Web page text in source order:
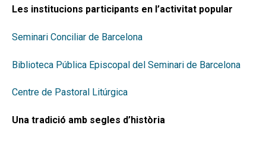
Les institucions participants en l’activitat popular
Seminari Conciliar de Barcelona
Biblioteca Pública Episcopal del Seminari de Barcelona
Centre de Pastoral Litúrgica
Una tradició amb segles d’història